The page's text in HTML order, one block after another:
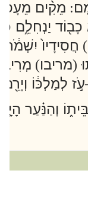
: מֵקִ֨ים
כָב֖וֹד יַנְחִלֵ֑ם
) חֲסִידָיו֙
(מריבו)
עֹ֣ז לְמַלְכּ֔וֹ
בֵּית֑וֹ וְהַנַּ֗עַר